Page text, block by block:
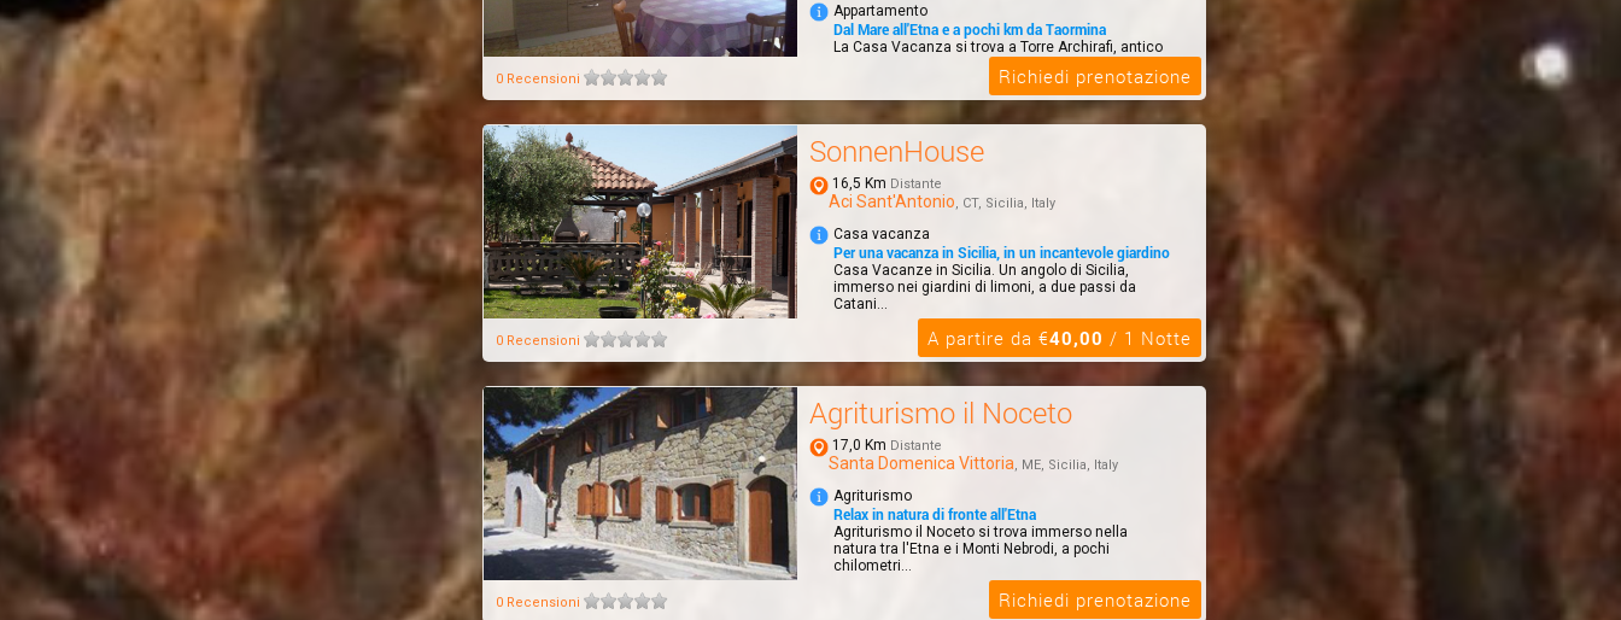
Appartamento
Dal Mare all'Etna e a pochi km da Taormina
La Casa Vacanza si trova a Torre Archirafi, antico
borgo marinaro di Riposto che si affaccia sullo s...
0 Recensioni Richiedi prenotazione
SonnenHouse
16,5 Km Distante
Aci Sant'Antonio, CT, Sicilia, Italy
Casa vacanza
Per una vacanza in Sicilia, in un incantevole giardino
Casa Vacanze in Sicilia. Un angolo di Sicilia,
immerso nei giardini di limoni, a due passi da
Catani...
0 Recensioni A partire da €40,00 / 1 Notte
Agriturismo il Noceto
17,0 Km Distante
Santa Domenica Vittoria, ME, Sicilia, Italy
Agriturismo
Relax in natura di fronte all'Etna
Agriturismo il Noceto si trova immerso nella
natura tra l'Etna e i Monti Nebrodi, a pochi
chilometri...
0 Recensioni Richiedi prenotazione